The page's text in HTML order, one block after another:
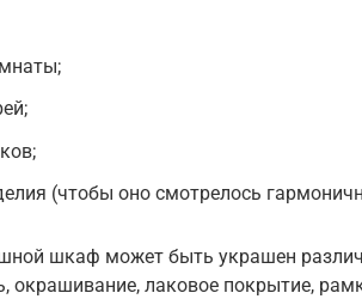
(чтобы оно смотрелось
шкаф может быть украшен
окрашивание, лаковое покрытие,